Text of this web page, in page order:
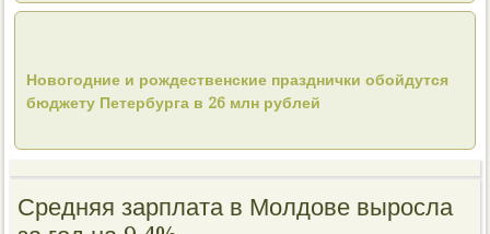
Новогодние и рождественские празднички обойдутся
бюджету Петербурга в 26 млн рублей
Средняя зарплата в Молдове выросла